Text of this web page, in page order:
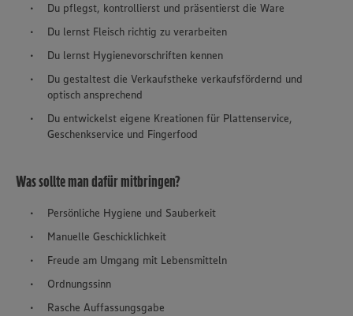
Du pflegst, kontrollierst und präsentierst die Ware
Du lernst Fleisch richtig zu verarbeiten
Du lernst Hygienevorschriften kennen
Du gestaltest die Verkaufstheke verkaufsfördernd und
optisch ansprechend
Du entwickelst eigene Kreationen für Plattenservice,
Geschenkservice und Fingerfood
Was sollte man dafür mitbringen?
Persönliche Hygiene und Sauberkeit
Manuelle Geschicklichkeit
Freude am Umgang mit Lebensmitteln
Ordnungssinn
Rasche Auffassungsgabe